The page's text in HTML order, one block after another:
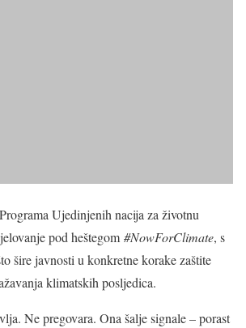
Ujedinjenih nacija za životnu
pod heštegom #NowForClimate, s
šire javnosti u konkretne korake zaštite
klimatskih posljedica.
Ne pregovara. Ona šalje signale – porast